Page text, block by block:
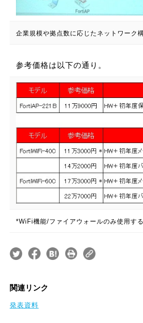
企業規模や拠点数に応じたネットワーク
参考価格は以下の通り。
*WiFi機能/ファイアウォールのみ使用す
関連リンク
発表資料